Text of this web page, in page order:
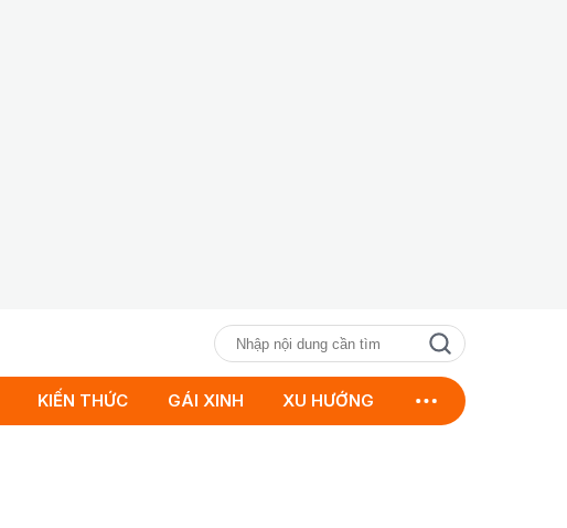
KIẾN THỨC GÁI XINH XU HƯỚNG